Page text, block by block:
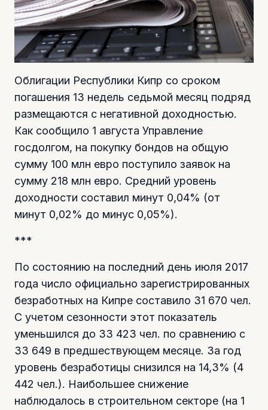
Облигации Республики Кипр со сроком
погашения 13 недель седьмой месяц подряд
размещаются с негативной доходностью.
Как сообщило 1 августа Управление
госдолгом, на покупку бондов на общую
сумму 100 млн евро поступило заявок на
сумму 218 млн евро. Средний уровень
доходности составил минут 0,04% (от
минут 0,02% до минус 0,05%).
***
По состоянию на последний день июля 2017
года число официально зарегистрированных
безработных на Кипре составило 31 670 чел.
С учетом сезонности этот показатель
уменьшился до 33 423 чел. по сравнению с
33 649 в предшествующем месяце. За год
уровень безработицы снизился на 14,3% (4
442 чел.). Наибольшее снижение
наблюдалось в строительном секторе (на 1